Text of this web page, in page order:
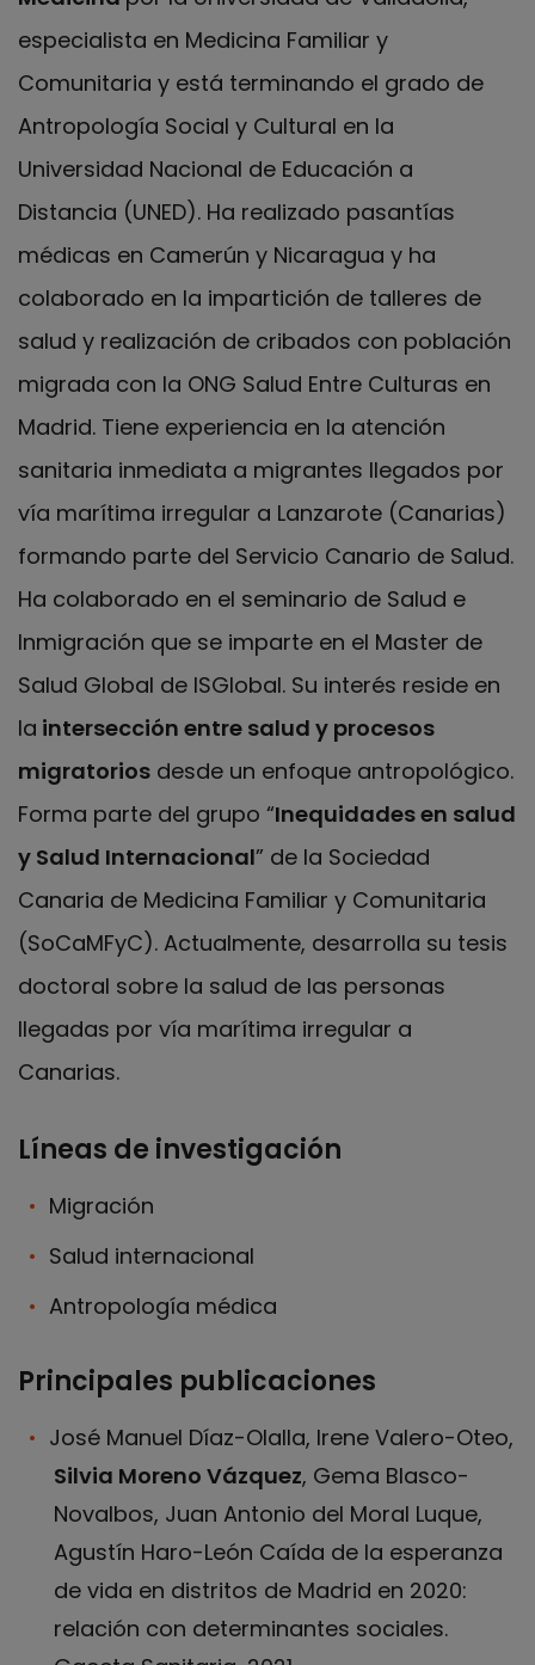
especialista en Medicina Familiar y
Comunitaria y está terminando el grado de
Antropología Social y Cultural en la
Universidad Nacional de Educación a
Distancia (UNED). Ha realizado pasantías
médicas en Camerún y Nicaragua y ha
colaborado en la impartición de talleres de
salud y realización de cribados con población
migrada con la ONG Salud Entre Culturas en
Madrid. Tiene experiencia en la atención
sanitaria inmediata a migrantes llegados por
vía marítima irregular a Lanzarote (Canarias)
formando parte del Servicio Canario de Salud.
Ha colaborado en el seminario de Salud e
Inmigración que se imparte en el Master de
Salud Global de ISGlobal. Su interés reside en
la intersección entre salud y procesos
migratorios desde un enfoque antropológico.
Forma parte del grupo “Inequidades en salud
y Salud Internacional” de la Sociedad
Canaria de Medicina Familiar y Comunitaria
(SoCaMFyC). Actualmente, desarrolla su tesis
doctoral sobre la salud de las personas
llegadas por vía marítima irregular a
Canarias.
Líneas de investigación
Migración
Salud internacional
Antropología médica
Principales publicaciones
José Manuel Díaz-Olalla, Irene Valero-Oteo,
Silvia Moreno Vázquez, Gema Blasco-
Novalbos, Juan Antonio del Moral Luque,
Agustín Haro-León Caída de la esperanza
de vida en distritos de Madrid en 2020:
relación con determinantes sociales.